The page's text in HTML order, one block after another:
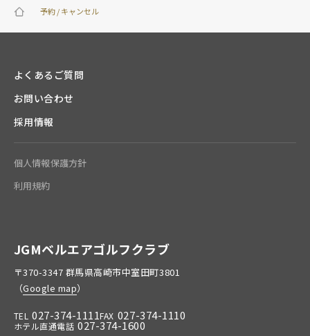
予約 / キャンセル
よくあるご質問
お問い合わせ
採用情報
個人情報保護方針
利用規約
JGMベルエアゴルフクラブ
〒370-3347 群馬県高崎市中室田町3801
（Google map）
TEL 027-374-1111FAX 027-374-1110
ホテル直通電話 027-374-1600